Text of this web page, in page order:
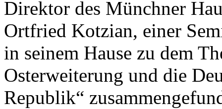
Direktor des Münchner
Ortfried Kotzian, einer
in seinem Hause zu dem
Osterweiterung und die
Republik“